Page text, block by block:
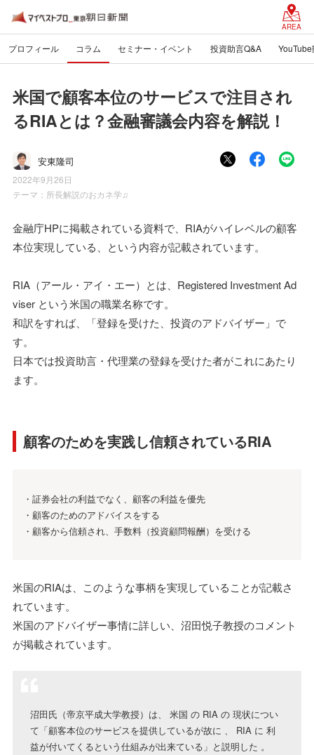
AREA
プロフィール コラム セミナー・イベント 投資助言Q&A
米国で顧客本位のサービスで注目され
るRIAとは？金融審議会内容を解説！
安東隆司
2022年9月26日
テーマ： 所長解説のおカネ学♫
金融庁HPに掲載されている資料で、RIAがハイレベルの顧客
本位実現している、という内容が記載されています。
RIA（アール・アイ・エー）とは、Registered Investment Ad
viser という米国の職業名称です。
和訳をすれば、「登録を受けた、投資のアドバイザー」で
す。
日本では投資助言・代理業の登録を受けた者がこれにあたり
ます。
顧客のためを実践し信頼されているRIA
・証券会社の利益でなく、顧客の利益を優先
・顧客のためのアドバイスをする
・顧客から信頼され、手数料（投資顧問報酬）を受ける
米国のRIAは、このような事柄を実現していることが記載さ
れています。
米国のアドバイザー事情に詳しい、沼田悦子教授のコメント
が掲載されています。
沼田氏（帝京平成大学教授）は、 米国 の RIA の 現状につい
て「顧客本位のサービスを提供しているが故に 、 RIA に 利
益が付いてくるという仕組みが出来ている」と説明した 。